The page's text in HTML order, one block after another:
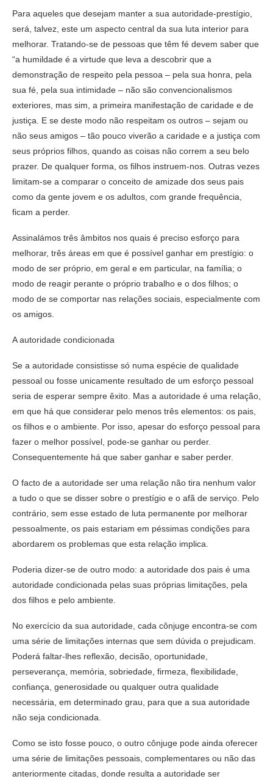
Para aqueles que desejam manter a sua autoridade-prestígio,
será, talvez, este um aspecto central da sua luta interior para
melhorar. Tratando-se de pessoas que têm fé devem saber que
“a humildade é a virtude que leva a descobrir que a
demonstração de respeito pela pessoa – pela sua honra, pela
sua fé, pela sua intimidade – não são convencionalismos
exteriores, mas sim, a primeira manifestação de caridade e de
justiça. E se deste modo não respeitam os outros – sejam ou
não seus amigos – tão pouco viverão a caridade e a justiça com
seus próprios filhos, quando as coisas não correm a seu belo
prazer. De qualquer forma, os filhos instruem-nos. Outras vezes
limitam-se a comparar o conceito de amizade dos seus pais
como da gente jovem e os adultos, com grande frequência,
ficam a perder.
Assinalámos três âmbitos nos quais é preciso esforço para
melhorar, três áreas em que é possível ganhar em prestígio: o
modo de ser próprio, em geral e em particular, na família; o
modo de reagir perante o próprio trabalho e o dos filhos; o
modo de se comportar nas relações sociais, especialmente com
os amigos.
A autoridade condicionada
Se a autoridade consistisse só numa espécie de qualidade
pessoal ou fosse unicamente resultado de um esforço pessoal
seria de esperar sempre êxito. Mas a autoridade é uma relação,
em que há que considerar pelo menos três elementos: os pais,
os filhos e o ambiente. Por isso, apesar do esforço pessoal para
fazer o melhor possível, pode-se ganhar ou perder.
Consequentemente há que saber ganhar e saber perder.
O facto de a autoridade ser uma relação não tira nenhum valor
a tudo o que se disser sobre o prestígio e o afã de serviço. Pelo
contrário, sem esse estado de luta permanente por melhorar
pessoalmente, os pais estariam em péssimas condições para
abordarem os problemas que esta relação implica.
Poderia dizer-se de outro modo: a autoridade dos pais é uma
autoridade condicionada pelas suas próprias limitações, pela
dos filhos e pelo ambiente.
No exercício da sua autoridade, cada cônjuge encontra-se com
uma série de limitações internas que sem dúvida o prejudicam.
Poderá faltar-lhes reflexão, decisão, oportunidade,
perseverança, memória, sobriedade, firmeza, flexibilidade,
confiança, generosidade ou qualquer outra qualidade
necessária, em determinado grau, para que a sua autoridade
não seja condicionada.
Como se isto fosse pouco, o outro cônjuge pode ainda oferecer
uma série de limitações pessoais, complementares ou não das
anteriormente citadas, donde resulta a autoridade ser